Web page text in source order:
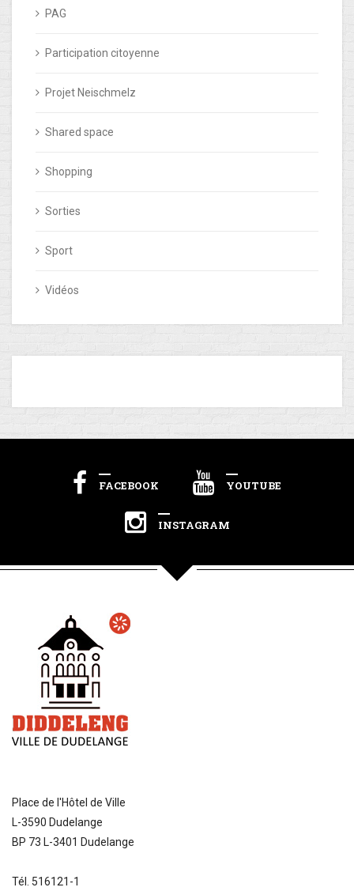
PAG
Participation citoyenne
Projet Neischmelz
Shared space
Shopping
Sorties
Sport
Vidéos
FACEBOOK YOUTUBE
INSTAGRAM
Place de l'Hôtel de Ville
L-3590 Dudelange
BP 73 L-3401 Dudelange
Tél. 516121-1